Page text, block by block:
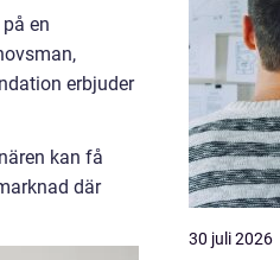
en
erbjuder
kan få
där
30 juli 2026